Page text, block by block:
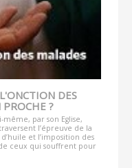
DES
?
même, par son Eglise,
l’épreuve de la
et l’imposition des
ceux qui souffrent pour